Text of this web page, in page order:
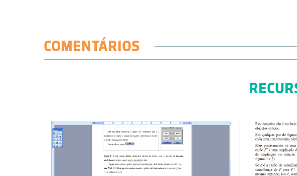
COMENTÁRIOS